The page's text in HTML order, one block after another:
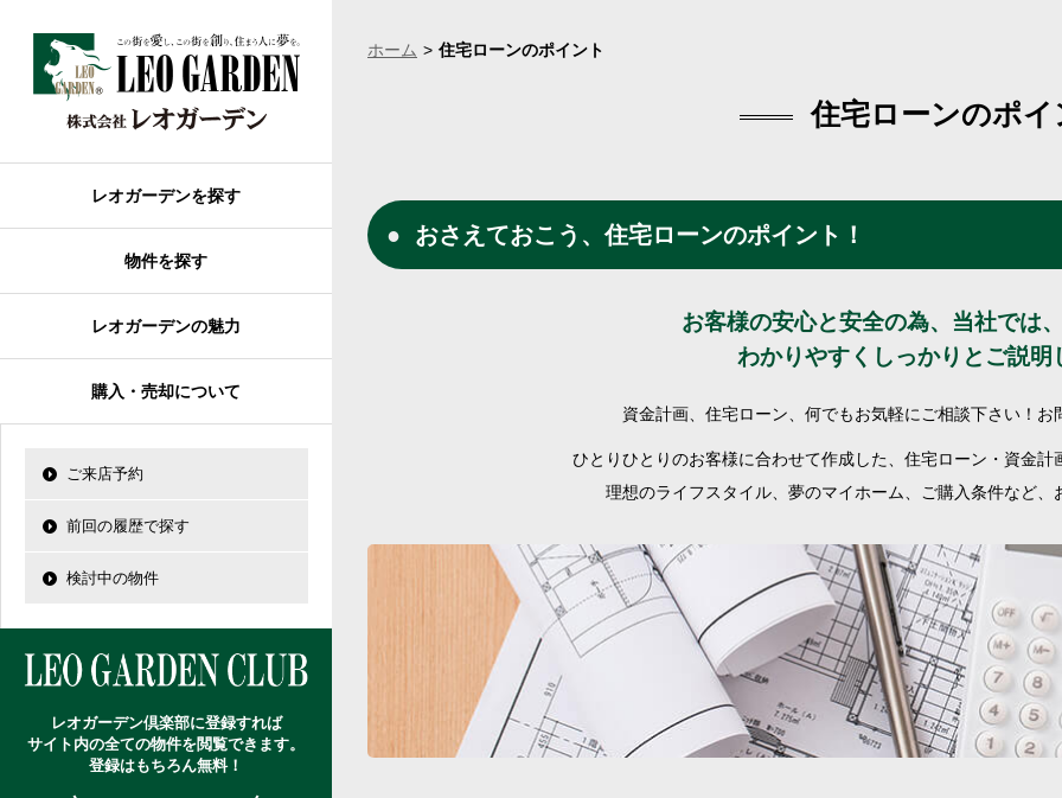
レオガーデンを探す
レオガーデンを探す
その他エリアのレオガーデン
レオガーデン新現場 造成工事のお知らせ
レオガーデン船橋 静音の杜
レオガーデン船橋法典 朝陽の街〔第1期〕
レオガーデン成田公津 煌羅の杜
レオガーデン成田 寛朝の杜
物件を探す
前回の履歴で探す
成田市エリアの物件情報
市川市エリアの物件情報
市川市の学区から探す
プール付住宅が建てられる物件
総武線沿線の未公開物件情報について
レオガーデン倶楽部について
レオガーデンの魅力
レオガーデンとは
O-ROOM
モデルハウス
購入・売却について
購入について
売買物件リクエスト
売却について
ご来店予約
前回の履歴で探す
検討中の物件
レオガーデン倶楽部に登録すれば
サイト内の全ての物件を閲覧できます。
登録はもちろん無料！
ホーム 住宅ローンのポイント
住宅ローンのポイ
おさえておこう、住宅ローンのポイント！
お客様の安心と安全の為、当社では
わかりやすくしっかりとご説明
資金計画、住宅ローン、何でもお気軽にご相談下さい！お
ひとりひとりのお客様に合わせて作成した、住宅ローン・資金計
理想のライフスタイル、夢のマイホーム、ご購入条件など、